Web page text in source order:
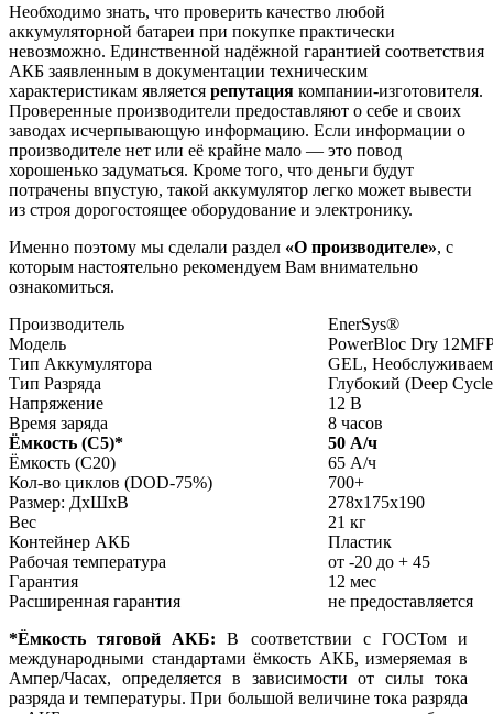
Необходимо знать, что проверить качество любой
аккумуляторной батареи при покупке практически
невозможно. Единственной надёжной гарантией соответствия
АКБ заявленным в документации техническим
характеристикам является репутация компании-изготовителя.
Проверенные производители предоставляют о себе и своих
заводах исчерпывающую информацию. Если информации о
производителе нет или её крайне мало — это повод
хорошенько задуматься. Кроме того, что деньги будут
потрачены впустую, такой аккумулятор легко может вывести
из строя дорогостоящее оборудование и электронику.
Именно поэтому мы сделали раздел «О производителе», с
которым настоятельно рекомендуем Вам внимательно
ознакомиться.
Производитель
EnerSys®
Модель
PowerBloc Dry
Тип Аккумулятора
GEL,
Тип Разряда
Глубокий (Deep
Напряжение
12 В
Время заряда
8 часов
Ёмкость (С5)*
50 А/ч
Ёмкость (С20)
65 А/ч
Кол-во циклов (DOD-75%)
700+
Размер: ДхШхВ
278x175x190
Вес
21 кг
Контейнер АКБ
Пластик
Рабочая температура
от -20 до + 45
Гарантия
12 мес
Расширенная гарантия
не предоставляется
*Ёмкость тяговой АКБ:В соответствии с ГОСТом и
международными стандартами ёмкость АКБ, измеряемая в
Ампер/Часах, определяется в зависимости от силы тока
разряда и температуры. При большой величине тока разряда